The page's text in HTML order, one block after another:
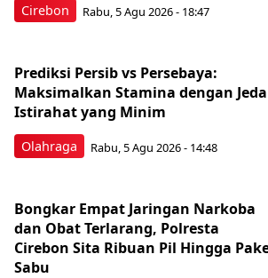
Cirebon Rabu, 5 Agu 2026 - 18:47
Olahraga
Prediksi Persib vs Persebaya:
Maksimalkan Stamina dengan Jeda
Istirahat yang Minim
Rabu, 5 Agu 2026 - 14:48
Bongkar Empat Jaringan Narkoba
dan Obat Terlarang, Polresta
Cirebon Sita Ribuan Pil Hingga
Sabu